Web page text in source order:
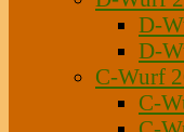
D-
D-
C-Wurf
C-